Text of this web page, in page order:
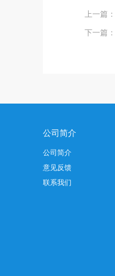
上一篇：
下一篇：
公司简介
公司简介
意见反馈
联系我们